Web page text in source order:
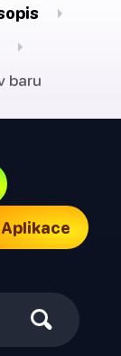
baru
Aplikace